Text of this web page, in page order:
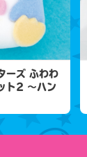
ーズ ふわわ
ト2 ～ハン